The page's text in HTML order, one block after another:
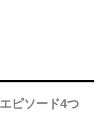
ピソード4つ